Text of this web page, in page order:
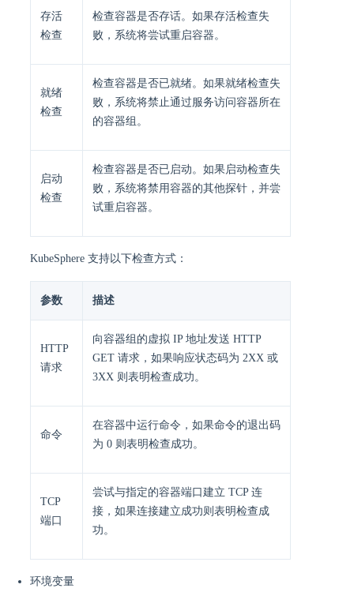
存活
检查
检查容器是否存话。如果存活检查失
败，系统将尝试重启容器。
就绪
检查
检查容器是否已就绪。如果就绪检查失
败，系统将禁止通过服务访问容器所在
的容器组。
启动
检查
检查容器是否已启动。如果启动检查失
败，系统将禁用容器的其他探针，并尝
试重启容器。
KubeSphere 支持以下检查方式：
参数 描述
HTTP
请求
向容器组的虚拟 IP 地址发送 HTTP
GET 请求，如果响应状态码为 2XX 或
3XX 则表明检查成功。
命令
在容器中运行命令，如果命令的退出码
为 0 则表明检查成功。
TCP
端口
尝试与指定的容器端口建立 TCP 连
接，如果连接建立成功则表明检查成
功。
环境变量